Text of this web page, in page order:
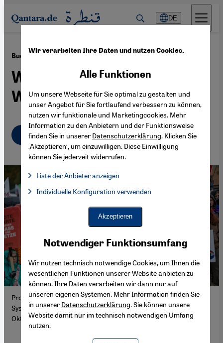
Direkt zum Inhalt springen
DE
Buch „Die neue Protestkultur” von Tareq Sydiq ·10.10.2024
Wie (manche) Aufstände die
Welt verändern
Deutsch English عربي
Protest verbindet die Menschen weltweit. Diese hier wollen kein
System stürzen, sondern protestieren gegen rechts – Ulm am 5.
Oktober. Foto: picture alliance | C. Schmidt
Wir verarbeiten Ihre Daten und nutzen Cookies.
Notwendiger Funktionsumfang
Wir nutzen technisch notwendige Cookies, um Ihnen die
wesentlichen Funktionen unserer Website anbieten zu
können. Ihre Daten verarbeiten wir dann nur auf
unseren eigenen Systemen. Mehr Information finden Sie
in unserer Datenschutzerklärung. Sie können unsere
Website damit nur im technisch notwendigen Umfang
nutzen.
Alle Funktionen
Um unsere Webseite für Sie optimal zu gestalten und
unser Angebot für Sie fortlaufend verbessern zu können,
nutzen wir funktionale und Marketingcookies. Mehr
Information zu den Anbietern und der Funktionsweise
finden Sie in unserer Datenschutzerklärung. Klicken Sie
‚Akzeptieren‘, um einzuwilligen. Diese Einwilligung
können Sie jederzeit widerrufen.
Liste der Anbieter anzeigen
Facebook Embed / Facebook Connect, Google Maps Embed,
Facebook Embed / Facebook Connect
Google Maps Embed
Individuelle Konfiguration verwenden
Akzeptieren